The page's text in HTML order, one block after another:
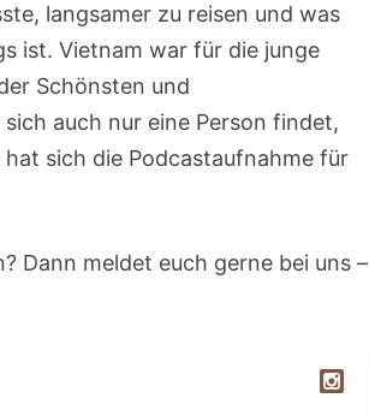
langsamer zu reisen und was
ist. Vietnam war für die junge
Schönsten und
auch nur eine Person findet,
sich die Podcastaufnahme für
Dann meldet euch gerne bei uns –